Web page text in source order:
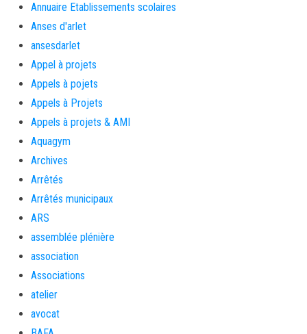
Annuaire Etablissements scolaires
Anses d'arlet
ansesdarlet
Appel à projets
Appels à pojets
Appels à Projets
Appels à projets & AMI
Aquagym
Archives
Arrêtés
Arrêtés municipaux
ARS
assemblée plénière
association
Associations
atelier
avocat